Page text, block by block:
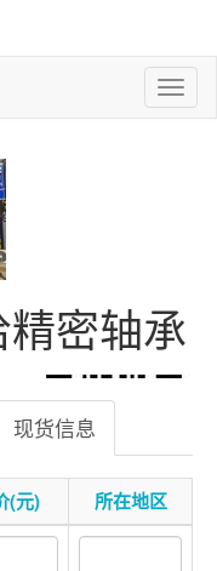
微信扫一扫
密轴承
现货信息
(元) 所在地区